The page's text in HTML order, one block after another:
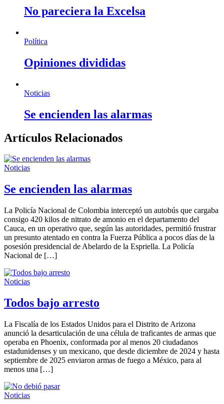
No pareciera la Excelsa
Política
Opiniones divididas
Noticias
Se encienden las alarmas
Artículos Relacionados
Noticias
Se encienden las alarmas
La Policía Nacional de Colombia interceptó un autobús que cargaba
consigo 420 kilos de nitrato de amonio en el departamento del
Cauca, en un operativo que, según las autoridades, permitió frustrar
un presunto atentado en contra la Fuerza Pública a pocos días de la
posesión presidencial de Abelardo de la Espriella. La Policía
Nacional de […]
Noticias
Todos bajo arresto
La Fiscalía de los Estados Unidos para el Distrito de Arizona
anunció la desarticulación de una célula de traficantes de armas que
operaba en Phoenix, conformada por al menos 20 ciudadanos
estadunidenses y un mexicano, que desde diciembre de 2024 y hasta
septiembre de 2025 enviaron armas de fuego a México, para al
menos una […]
Noticias